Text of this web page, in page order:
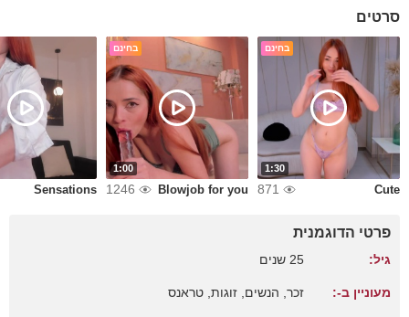
סרטים
בחינם
1:30
Cute
871
בחינם
1:00
Blowjob for you
1246
Sensations
פרטי הדוגמנית
גיל: 25 שנים
מעוניין ב-: זכר, הנשים, זוגות, טראנס